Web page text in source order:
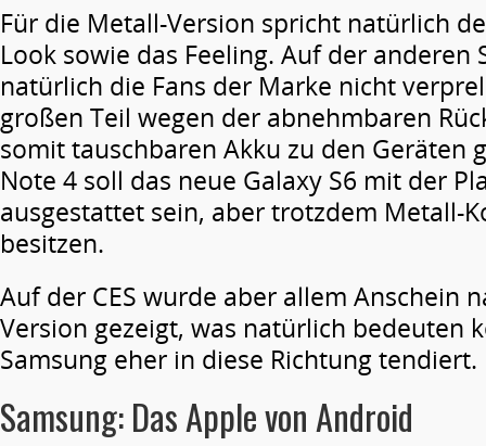
Für die Metall-Version spricht natürlich
Look sowie das Feeling. Auf der anderen
natürlich die Fans der Marke nicht
großen Teil wegen der abnehmbaren
somit tauschbaren Akku zu den Geräten
Note 4 soll das neue Galaxy S6 mit der
ausgestattet sein, aber trotzdem Metall-
besitzen.
Auf der CES wurde aber allem Anschein
Version gezeigt, was natürlich bedeuten
Samsung eher in diese Richtung tendiert.
Samsung: Das Apple von Android